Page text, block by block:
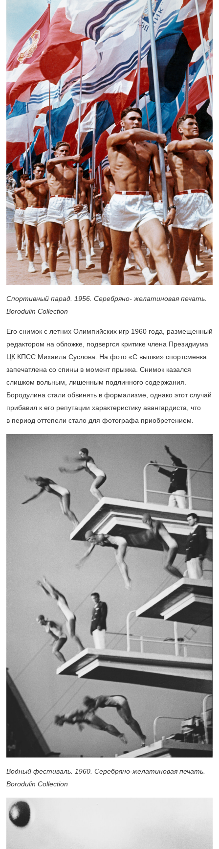
Спортивный парад. 1956. Серебряно- желатиновая печать.
Borodulin Collection
Его снимок с летних Олимпийских игр 1960 года, размещенный
редактором на обложке, подвергся критике члена Президиума
ЦК КПСС Михаила Суслова. На фото «С вышки» спортсменка
запечатлена со спины в момент прыжка. Снимок казался
слишком вольным, лишенным подлинного содержания.
Бородулина стали обвинять в формализме, однако этот случай
прибавил к его репутации характеристику авангардиста, что
в период оттепели стало для фотографа приобретением.
Водный фестиваль. 1960. Серебряно-желатиновая печать.
Borodulin Collection